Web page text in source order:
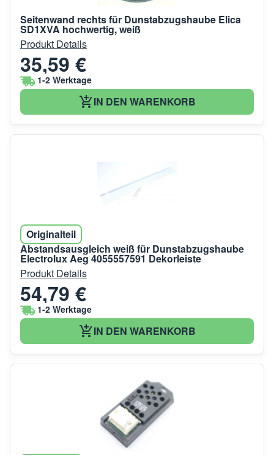
Seitenwand rechts für Dunstabzugshaube Elica
SD1XVA hochwertig, weiß
Produkt Details
35,59 €
1-2 Werktage
IN DEN WARENKORB
Originalteil
Abstandsausgleich weiß für Dunstabzugshaube
Electrolux Aeg 4055557591 Dekorleiste
Produkt Details
54,79 €
1-2 Werktage
IN DEN WARENKORB